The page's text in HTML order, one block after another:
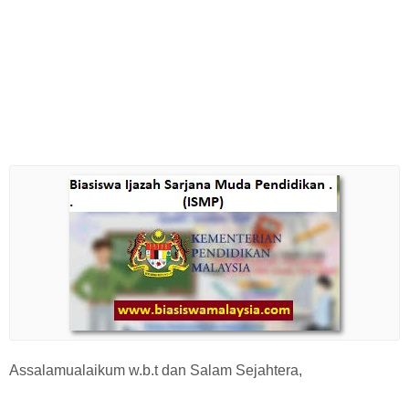
Assalamualaikum w.b.t dan Salam Sejahtera,